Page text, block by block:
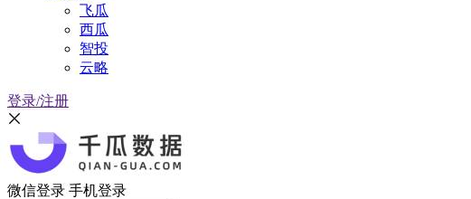
飞瓜
西瓜
智投
云略
登录/注册
微信登录 手机登录